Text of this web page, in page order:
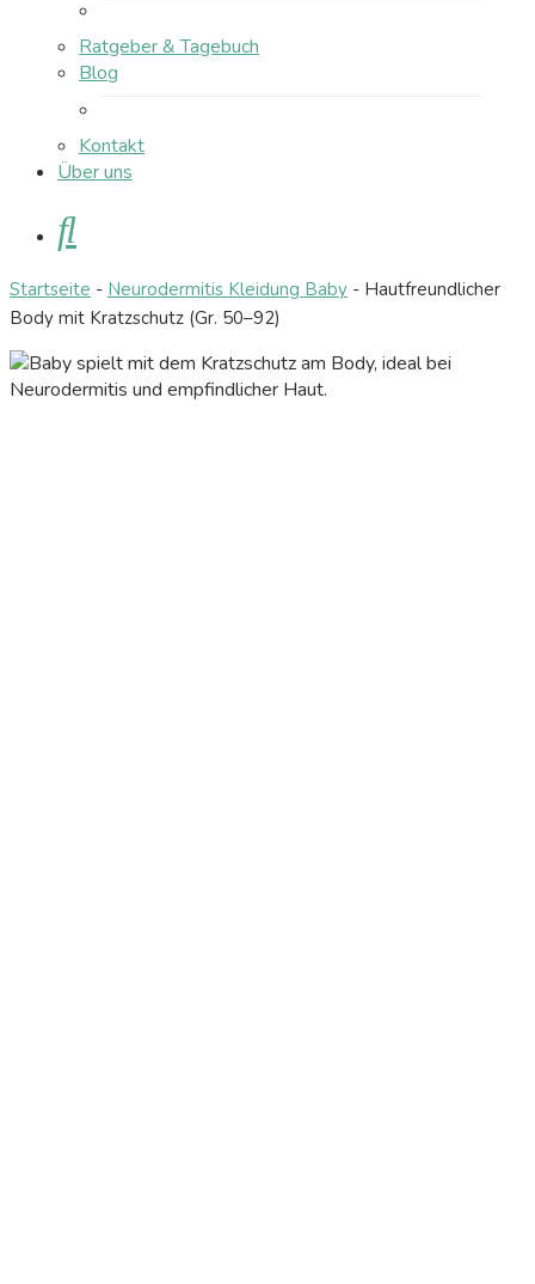
Ratgeber & Tagebuch
Blog
Kontakt
Über uns
Suche
Startseite - Neurodermitis Kleidung Baby - Hautfreundlicher
Body mit Kratzschutz (Gr. 50–92)